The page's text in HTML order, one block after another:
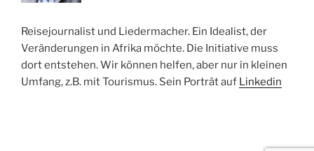
Reisejournalist und Liedermacher. Ein Idealist, der
Veränderungen in Afrika möchte. Die Initiative muss
dort entstehen. Wir können helfen, aber nur in kleinen
Umfang, z.B. mit Tourismus. Sein Porträt auf Linkedin